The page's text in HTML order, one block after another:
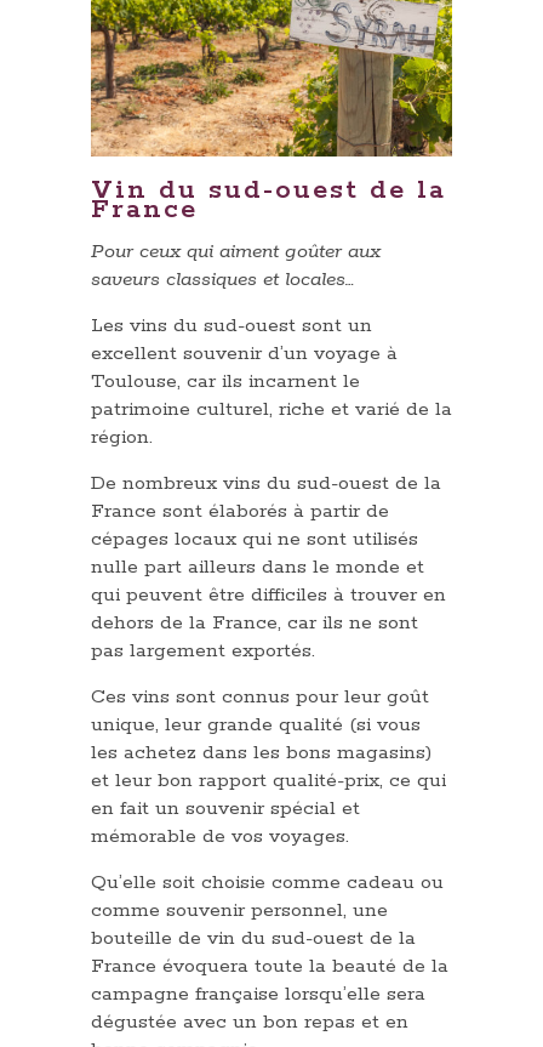
Vin du sud-ouest de la
France
Pour ceux qui aiment goûter aux
saveurs classiques et locales…
Les vins du sud-ouest sont un
excellent souvenir d’un voyage à
Toulouse, car ils incarnent le
patrimoine culturel, riche et varié de la
région.
De nombreux vins du sud-ouest de la
France sont élaborés à partir de
cépages locaux qui ne sont utilisés
nulle part ailleurs dans le monde et
qui peuvent être difficiles à trouver en
dehors de la France, car ils ne sont
pas largement exportés.
Ces vins sont connus pour leur goût
unique, leur grande qualité (si vous
les achetez dans les bons magasins)
et leur bon rapport qualité-prix, ce qui
en fait un souvenir spécial et
mémorable de vos voyages.
Qu’elle soit choisie comme cadeau ou
comme souvenir personnel, une
bouteille de vin du sud-ouest de la
France évoquera toute la beauté de la
campagne française lorsqu’elle sera
dégustée avec un bon repas et en